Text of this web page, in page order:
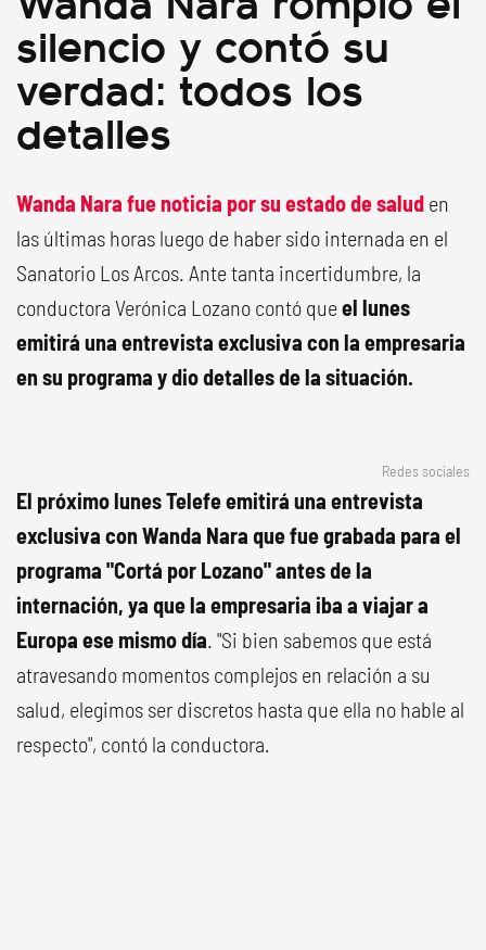
silencio y contó su
verdad: todos los
detalles
Wanda Nara fue noticia por su estado de salud en
las últimas horas luego de haber sido internada en el
Sanatorio Los Arcos. Ante tanta incertidumbre, la
conductora Verónica Lozano contó queel lunes
emitirá una entrevista exclusiva con la empresaria
en su programa y dio detalles de la situación.
Redes sociales
El próximo lunes Telefe emitirá una entrevista
exclusiva con Wanda Nara que fue grabada para el
programa "Cortá por Lozano" antes de la
internación, ya que la empresaria iba a viajar a
Europa ese mismo día. "Si bien sabemos que está
atravesando momentos complejos en relación a su
salud, elegimos ser discretos hasta que ella no hable al
respecto", contó la conductora.